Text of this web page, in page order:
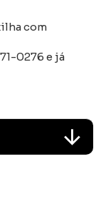
com
0276 e já